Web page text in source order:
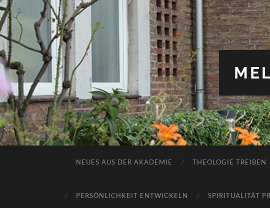
NEUES AUS DER AKADEMIE THEOLOGIE TREIBEN
PERSÖNLICHKEIT ENTWICKELN SPIRITUALITÄT